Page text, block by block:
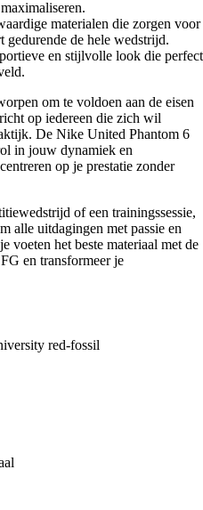
materialen die zorgen voor
gedurende de hele wedstrijd.
en stijlvolle look die perfect
om te voldoen aan de eisen
op iedereen die zich wil
De Nike United Phantom 6
in jouw dynamiek en
op je prestatie zonder
of een trainingssessie,
alle uitdagingen met passie en
voeten het beste materiaal met de
en transformeer je
red-fossil